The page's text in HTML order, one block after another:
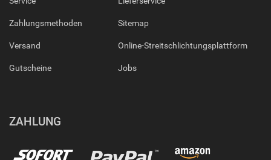
Zahlungsmethoden
Versand
Gutscheine
Sitemap
Online-Streitschlichtungsplattform
Jobs
ZAHLUNG